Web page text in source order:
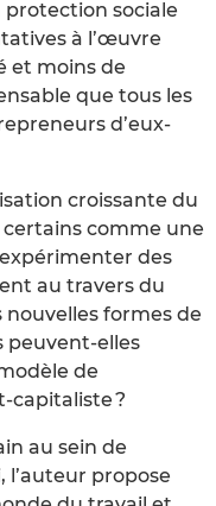
protection sociale
à l’œuvre
et moins de
que tous les
d’eux-
croissante du
comme une
des
au travers du
formes de
peuvent-elles
de
capitaliste ?
au sein de
l’auteur propose